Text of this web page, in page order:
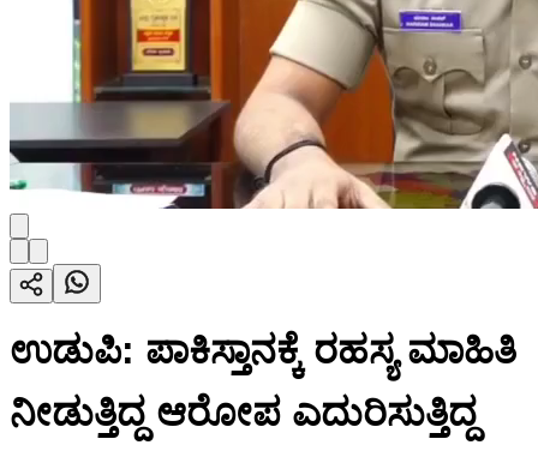
ಉಡುಪಿ: ಪಾಕಿಸ್ತಾನಕ್ಕೆ ರಹಸ್ಯ ಮಾಹಿತಿ
ನೀಡುತ್ತಿದ್ದ ಆರೋಪ ಎದುರಿಸುತ್ತಿದ್ದ